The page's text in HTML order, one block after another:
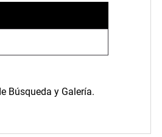
Búsqueda y Galería.